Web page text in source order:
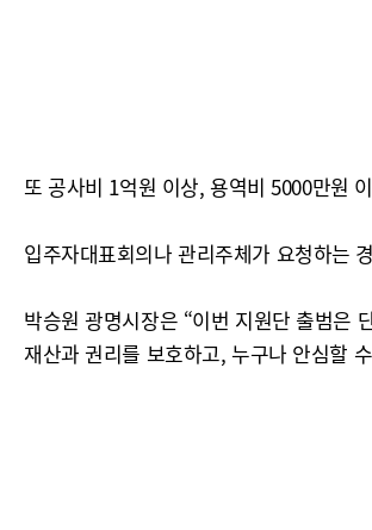
또 공사비 1억원 이상, 용역비 5000만원
입주자대표회의나 관리주체가 요청하는
박승원 광명시장은 “이번 지원단 출범은
재산과 권리를 보호하고, 누구나 안심할